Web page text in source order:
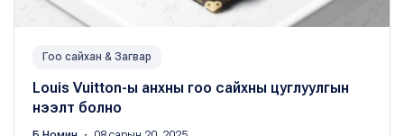
Гоо сайхан & Загвар
Louis Vuitton-ы анхны гоо сайхны цуглуулгын
нээлт болно